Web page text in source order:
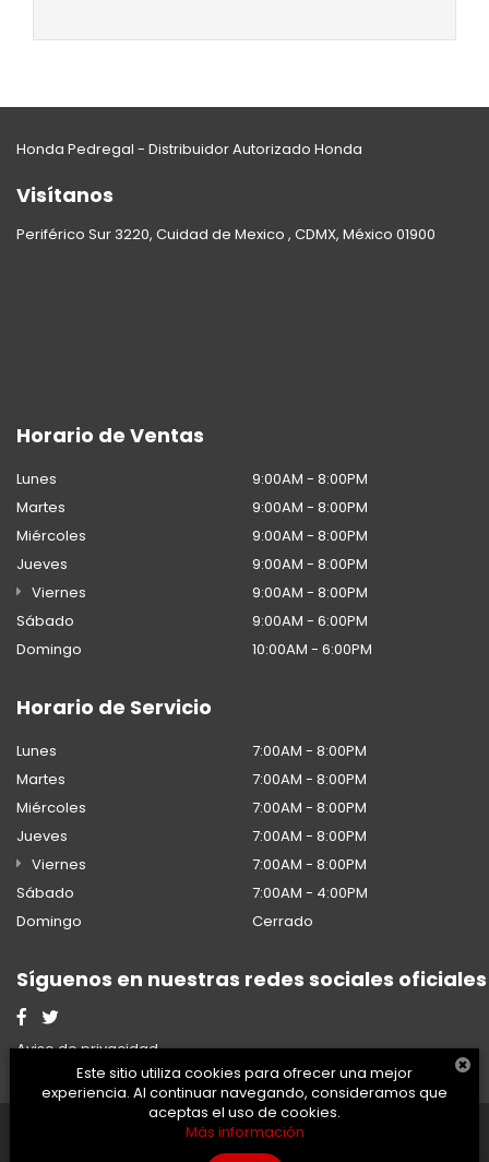
Honda Pedregal - Distribuidor Autorizado Honda
Visítanos
Periférico Sur 3220, Cuidad de Mexico , CDMX, México 01900
Horario de Ventas
Lunes
9:00AM - 8:00PM
Martes
9:00AM - 8:00PM
Miércoles
9:00AM - 8:00PM
Jueves
9:00AM - 8:00PM
Viernes
9:00AM - 8:00PM
Sábado
9:00AM - 6:00PM
Domingo
10:00AM - 6:00PM
Horario de Servicio
Lunes
7:00AM - 8:00PM
Martes
7:00AM - 8:00PM
Miércoles
7:00AM - 8:00PM
Jueves
7:00AM - 8:00PM
Viernes
7:00AM - 8:00PM
Sábado
7:00AM - 4:00PM
Domingo
Cerrado
Síguenos en nuestras redes sociales oficiales
Aviso de privacidad
2026 © Honda - Todos los
Desarrollado por
Este sitio utiliza cookies para ofrecer una mejor
experiencia. Al continuar navegando, consideramos que
aceptas el uso de cookies.
Más información